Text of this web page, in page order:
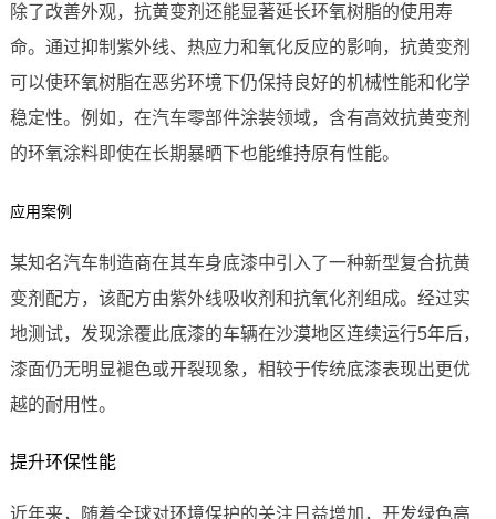
除了改善外观，抗黄变剂还能显著延长环氧树脂的使用寿
命。通过抑制紫外线、热应力和氧化反应的影响，抗黄变剂
可以使环氧树脂在恶劣环境下仍保持良好的机械性能和化学
稳定性。例如，在汽车零部件涂装领域，含有高效抗黄变剂
的环氧涂料即使在长期暴晒下也能维持原有性能。
应用案例
某知名汽车制造商在其车身底漆中引入了一种新型复合抗黄
变剂配方，该配方由紫外线吸收剂和抗氧化剂组成。经过实
地测试，发现涂覆此底漆的车辆在沙漠地区连续运行5年后，
漆面仍无明显褪色或开裂现象，相较于传统底漆表现出更优
越的耐用性。
提升环保性能
近年来，随着全球对环境保护的关注日益增加，开发绿色高